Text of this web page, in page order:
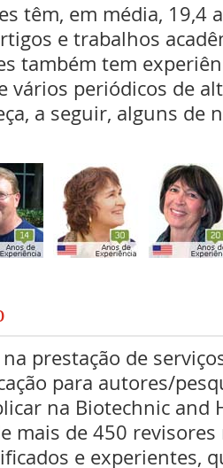
têm, em média, 19,4
e trabalhos
também tem
vários periódicos de
a seguir, alguns de
prestação de
para autores/
na Biotechnic and
mais de 450
e experientes,